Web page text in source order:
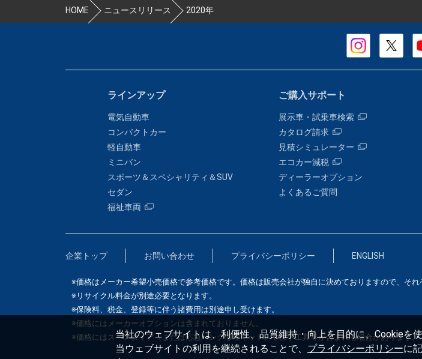
当社のウェブサイトは、利便性、品質維持・向上を目的に、Cookieを使
当ウェブサイトの利用を継続されることで、 プライバシーポリシーに
HOME ニュースリリース 2020年
ラインアップ
電気自動車
コンパクトカー
軽自動車
ミニバン
スポーツ＆スペシャリティ＆SUV
セダン
福祉車両
ご購入サポート
展示車・試乗車検索
カタログ請求
見積シミュレーター
エコカー減税
ディーラーオプション
よくあるご質問
企業トップ お問い合わせ プライバシーポリシー ENGLISH
※価格はメーカー希望小売価格で参考価格です。価格は販売会社が独自に決めておりますので、それ
※リサイクル料金が別途必要となります。
※保険料、税金、登録等に伴う諸費用は別途申し受けます。
※価格にはメーカーオプションは含まれておりません。
※価格にはスペアタイア（または応急パンク修理キット）や標準工具等が含まれる場合があります。